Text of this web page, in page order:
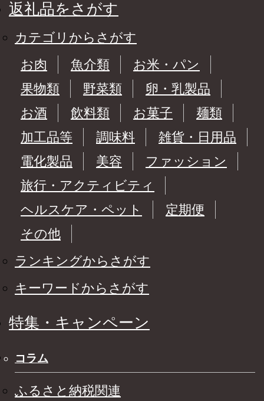
返礼品をさがす
カテゴリからさがす
お肉
魚介類
お米・パン
果物類
野菜類
卵・乳製品
お酒
飲料類 お菓子
麺類
加工品等
調味料
雑貨・日用品
電化製品
美容
ファッション
旅行・アクティビティ
ヘルスケア・ペット
定期便
その他
ランキングからさがす
キーワードからさがす
特集・キャンペーン
コラム
ふるさと納税関連